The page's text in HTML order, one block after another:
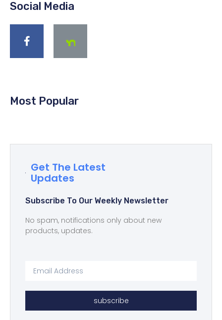
Social Media
Most Popular
Get The Latest
Updates
Subscribe To Our Weekly Newsletter
No spam, notifications only about new
products, updates.
subscribe